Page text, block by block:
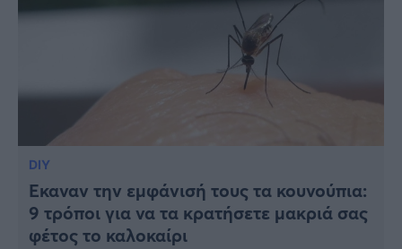
DIY
Έκαναν την εμφάνισή τους τα κουνούπια:
9 τρόποι για να τα κρατήσετε μακριά σας
φέτος το καλοκαίρι